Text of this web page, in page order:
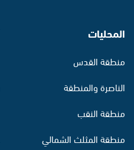
المحليات
منطقة القدس
الناصرة والمنطقة
منطقة النقب
منطقة المثلث الشمالي